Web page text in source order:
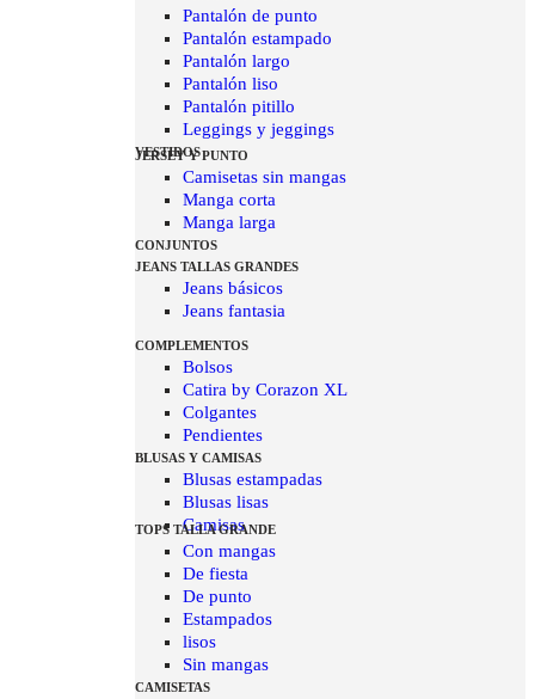
Pantalón de punto
Pantalón estampado
Pantalón largo
Pantalón liso
Pantalón pitillo
Leggings y jeggings
VESTIDOS
JERSEY Y PUNTO
Camisetas sin mangas
Manga corta
Manga larga
CONJUNTOS
JEANS TALLAS GRANDES
Jeans básicos
Jeans fantasia
COMPLEMENTOS
Bolsos
Catira by Corazon XL
Colgantes
Pendientes
BLUSAS Y CAMISAS
Blusas estampadas
Blusas lisas
Camisas
TOPS TALLA GRANDE
Con mangas
De fiesta
De punto
Estampados
lisos
Sin mangas
CAMISETAS